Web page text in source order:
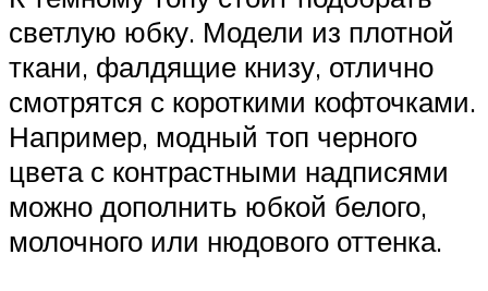
светлую юбку. Модели из плотной
ткани, фалдящие книзу, отлично
смотрятся с короткими кофточками.
Например, модный топ черного
цвета с контрастными надписями
можно дополнить юбкой белого,
молочного или нюдового оттенка.